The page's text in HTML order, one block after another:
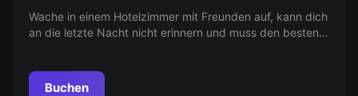
Wache in einem Hotelzimmer mit Freunden auf, kann dich
an die letzte Nacht nicht erinnern und muss den besten
Buchen